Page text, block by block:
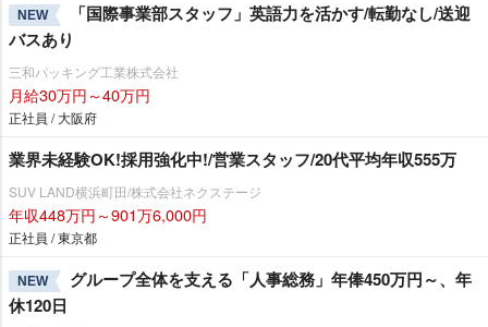
NEW
「国際事業部スタッフ」英語力を活かす/転勤なし/送迎
バスあり
三和パッキング工業株式会社
月給30万円～40万円
正社員 / 大阪府
業界未経験OK!採用強化中!/営業スタッフ/20代平均年収555万
SUV LAND横浜町田/株式会社ネクステージ
年収448万円～901万6,000円
正社員 / 東京都
NEW
グループ全体を支える「人事総務」年俸450万円～、年
休120日